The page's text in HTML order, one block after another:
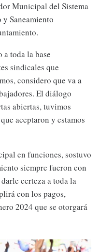
Municipal del Sistema
Saneamiento
a toda la base
sindicales que
considero que va a
El diálogo
abiertas, tuvimos
aceptaron y estamos
en funciones, sostuvo
siempre fueron con
certeza a toda la
con los pagos,
2024 que se otorgará